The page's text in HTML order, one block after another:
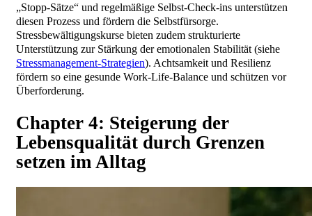
„Stopp-Sätze“ und regelmäßige Selbst-Check-ins unterstützen
diesen Prozess und fördern die Selbstfürsorge.
Stressbewältigungskurse bieten zudem strukturierte
Unterstützung zur Stärkung der emotionalen Stabilität (siehe
Stressmanagement-Strategien). Achtsamkeit und Resilienz
fördern so eine gesunde Work-Life-Balance und schützen vor
Überforderung.
Chapter 4: Steigerung der
Lebensqualität durch Grenzen
setzen im Alltag